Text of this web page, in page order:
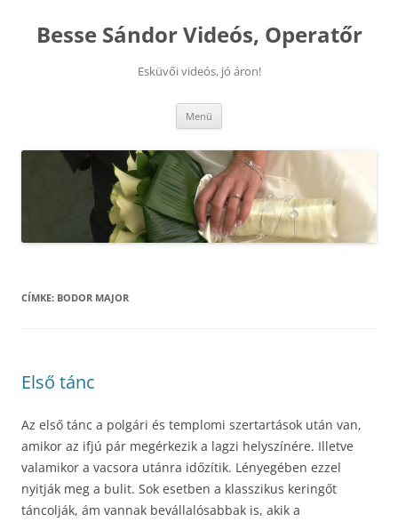
tartalomba
Besse Sándor Videós, Operatőr
Esküvői videós, jó áron!
Menü
CÍMKE: BODOR MAJOR
Első tánc
Az első tánc a polgári és templomi szertartások után van,
amikor az ifjú pár megérkezik a lagzi helyszínére. Illetve
valamikor a vacsora utánra időzítik. Lényegében ezzel
nyitják meg a bulit. Sok esetben a klasszikus keringőt
táncolják, ám vannak bevállalósabbak is, akik a